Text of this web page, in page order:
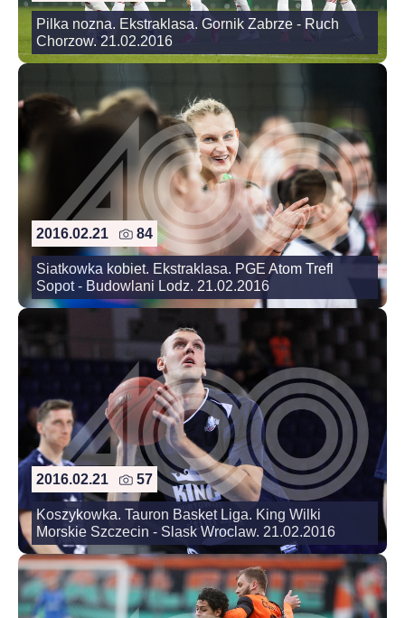
Pilka nozna. Ekstraklasa. Gornik Zabrze - Ruch
Chorzow. 21.02.2016
2016.02.21 84
Siatkowka kobiet. Ekstraklasa. PGE Atom Trefl
Sopot - Budowlani Lodz. 21.02.2016
2016.02.21 57
Koszykowka. Tauron Basket Liga. King Wilki
Morskie Szczecin - Slask Wroclaw. 21.02.2016